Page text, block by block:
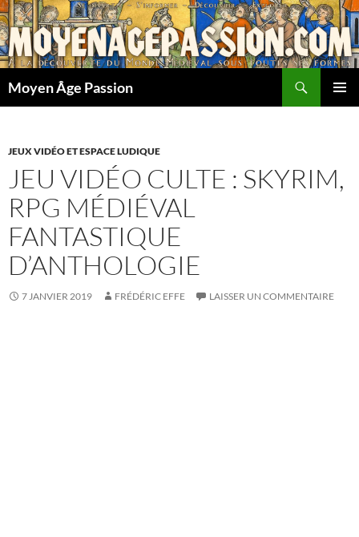
Aller
au
contenu
Moyen Âge Passion
JEUX VIDÉO ET ESPACE LUDIQUE
JEU VIDÉO CULTE : SKYRIM,
RPG MÉDIÉVAL
FANTASTIQUE
D’ANTHOLOGIE
7 JANVIER 2019 FRÉDÉRIC EFFE LAISSER UN COMMENTAIRE